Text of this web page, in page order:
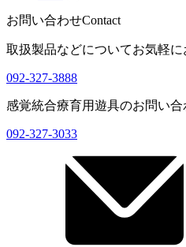
お問い合わせContact
取扱製品などについてお気軽に
092-327-3888
感覚統合療育用遊具のお問い合
092-327-3033